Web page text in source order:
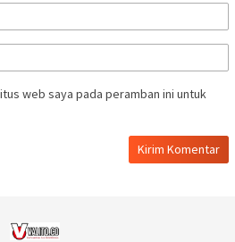
web saya pada peramban ini untuk